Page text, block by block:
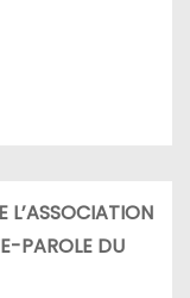
L’ASSOCIATION
PAROLE DU